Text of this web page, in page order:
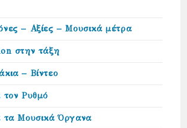
– Αξίες – Μουσικά μέτρα
στην τάξη
– Βίντεο
τον Ρυθμό
τα Μουσικά Όργανα